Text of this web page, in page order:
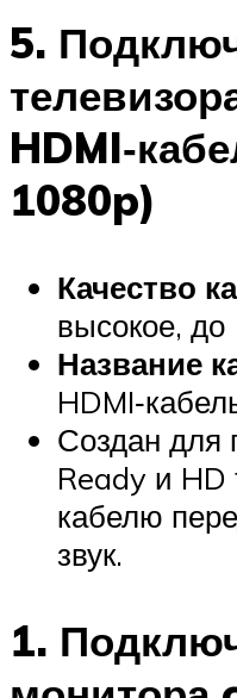
5.
1080p)
Качество
высокое, до
Название
Создан для
Ready и HD
кабелю
звук.
1.